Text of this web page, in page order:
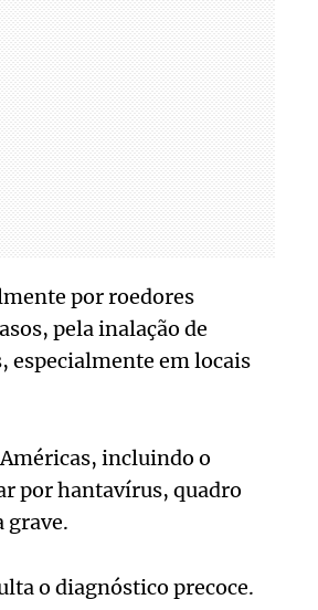
por roedores
pela inalação de
especialmente em locais
incluindo o
por hantavírus, quadro
grave.
o diagnóstico precoce.